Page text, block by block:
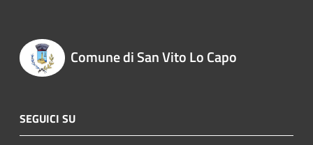
Comune di San Vito Lo Capo
SEGUICI SU